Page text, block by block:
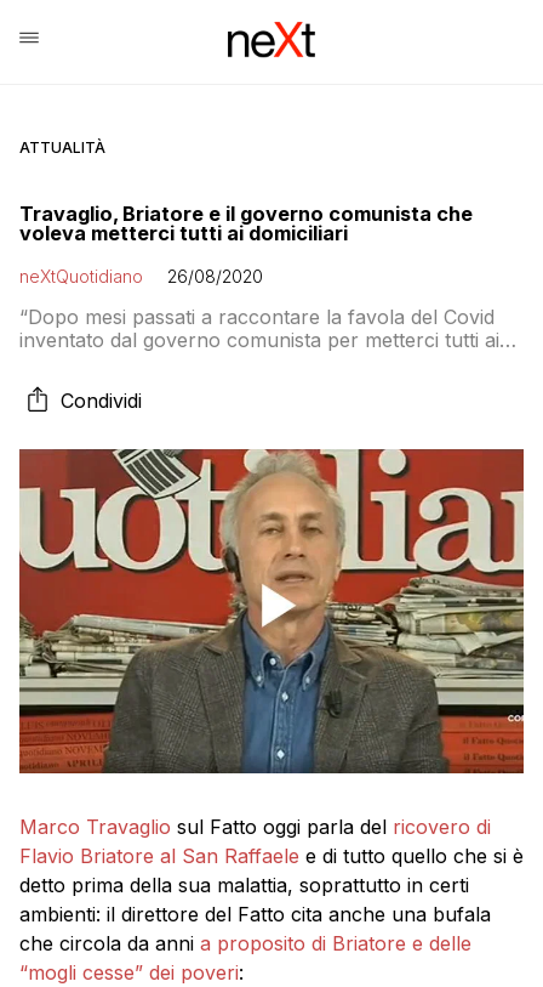
ATTUALITÀ
Travaglio, Briatore e il governo comunista che
voleva metterci tutti ai domiciliari
neXtQuotidiano 26/08/2020
“Dopo mesi passati a raccontare la favola del Covid
inventato dal governo comunista per metterci tutti ai
elezioni, conservare il potere, distruggere l’economia e
regalare soldi ai poveracci…”
Condividi
Marco Travaglio sul Fatto oggi parla del ricovero di
Flavio Briatore al San Raffaele e di tutto quello che si è
detto prima della sua malattia, soprattutto in certi
ambienti: il direttore del Fatto cita anche una bufala
che circola da anni a proposito di Briatore e delle
“mogli cesse” dei poveri: